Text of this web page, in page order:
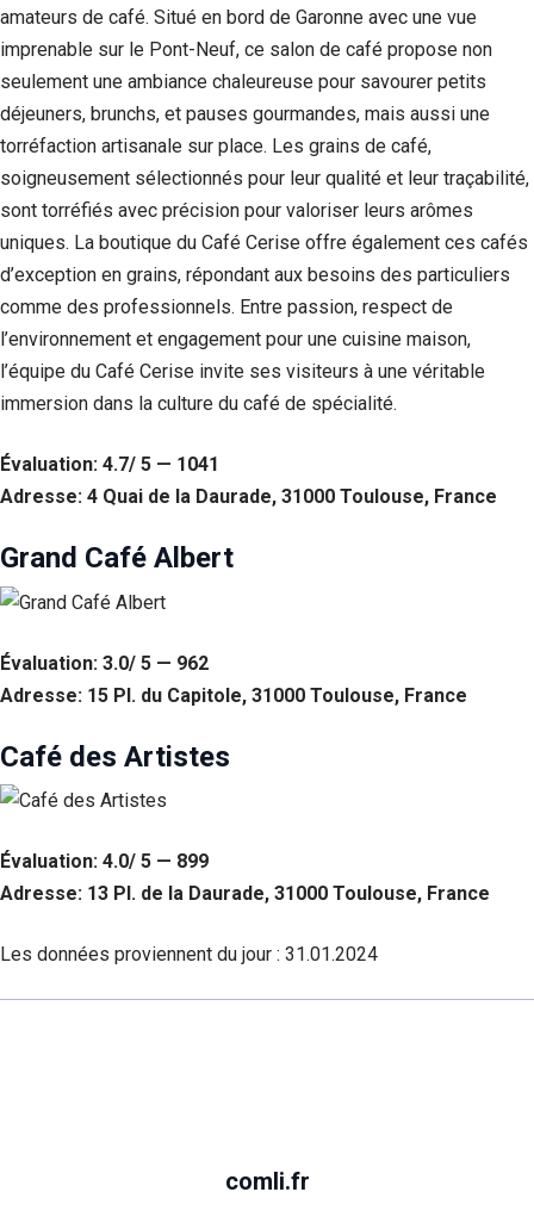
amateurs de café. Situé en bord de Garonne avec une vue
imprenable sur le Pont-Neuf, ce salon de café propose non
seulement une ambiance chaleureuse pour savourer petits
déjeuners, brunchs, et pauses gourmandes, mais aussi une
torréfaction artisanale sur place. Les grains de café,
soigneusement sélectionnés pour leur qualité et leur traçabilité,
sont torréfiés avec précision pour valoriser leurs arômes
uniques. La boutique du Café Cerise offre également ces cafés
d’exception en grains, répondant aux besoins des particuliers
comme des professionnels. Entre passion, respect de
l’environnement et engagement pour une cuisine maison,
l’équipe du Café Cerise invite ses visiteurs à une véritable
immersion dans la culture du café de spécialité.
Évaluation: 4.7/ 5 — 1041
Adresse: 4 Quai de la Daurade, 31000 Toulouse, France
Grand Café Albert
Évaluation: 3.0/ 5 — 962
Adresse: 15 Pl. du Capitole, 31000 Toulouse, France
Café des Artistes
Évaluation: 4.0/ 5 — 899
Adresse: 13 Pl. de la Daurade, 31000 Toulouse, France
Les données proviennent du jour : 31.01.2024
comli.fr